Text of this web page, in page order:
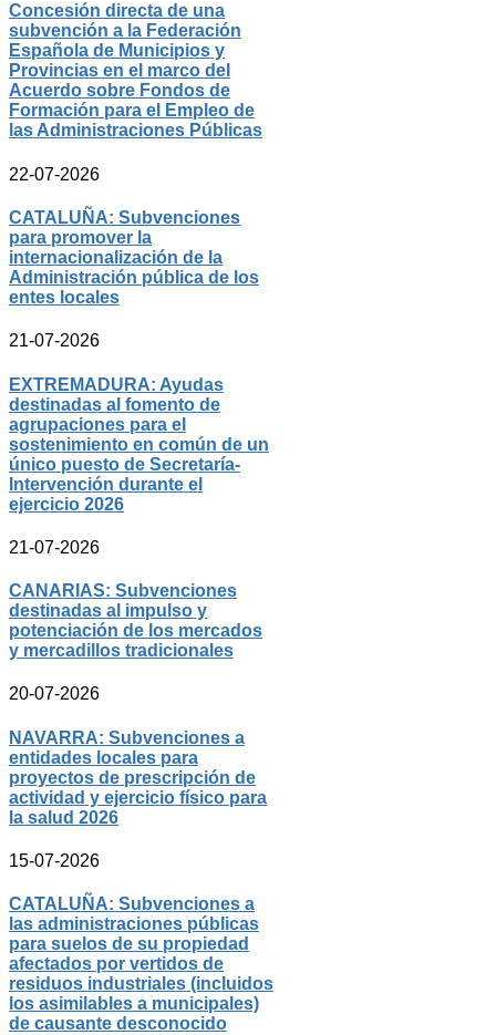
Concesión directa de una
subvención a la Federación
Española de Municipios y
Provincias en el marco del
Acuerdo sobre Fondos de
Formación para el Empleo de
las Administraciones Públicas
22-07-2026
CATALUÑA: Subvenciones
para promover la
internacionalización de la
Administración pública de los
entes locales
21-07-2026
EXTREMADURA: Ayudas
destinadas al fomento de
agrupaciones para el
sostenimiento en común de un
único puesto de Secretaría-
Intervención durante el
ejercicio 2026
21-07-2026
CANARIAS: Subvenciones
destinadas al impulso y
potenciación de los mercados
y mercadillos tradicionales
20-07-2026
NAVARRA: Subvenciones a
entidades locales para
proyectos de prescripción de
actividad y ejercicio físico para
la salud 2026
15-07-2026
CATALUÑA: Subvenciones a
las administraciones públicas
para suelos de su propiedad
afectados por vertidos de
residuos industriales (incluidos
los asimilables a municipales)
de causante desconocido